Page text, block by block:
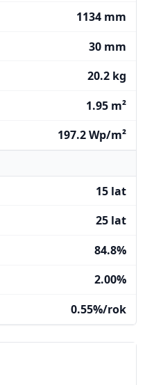
1134 mm
30 mm
20.2 kg
1.95 m²
197.2 Wp/m²
15 lat
25 lat
84.8%
2.00%
0.55%/rok